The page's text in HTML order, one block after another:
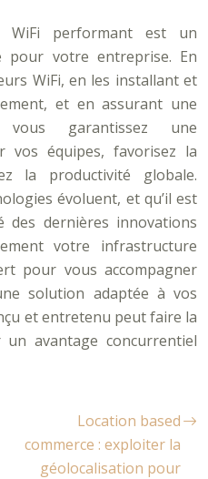
WiFi performant est un
pour votre entreprise. En
WiFi, en les installant et
et en assurant une
vous garantissez une
vos équipes, favorisez la
la productivité globale.
évoluent, et qu’il est
dernières innovations
votre infrastructure
pour vous accompagner
solution adaptée à vos
et entretenu peut faire la
avantage concurrentiel
Location based
commerce : exploiter la
géolocalisation pour